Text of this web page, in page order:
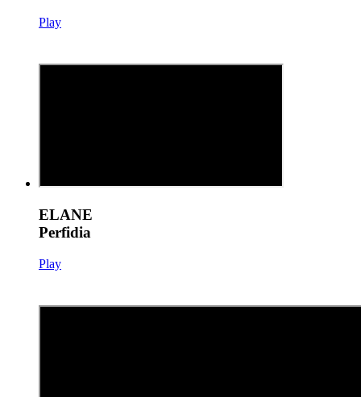
Play
ELANE
Perfidia
Play